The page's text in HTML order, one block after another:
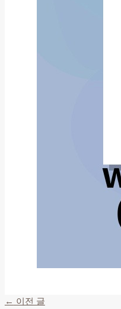
← 이전 글